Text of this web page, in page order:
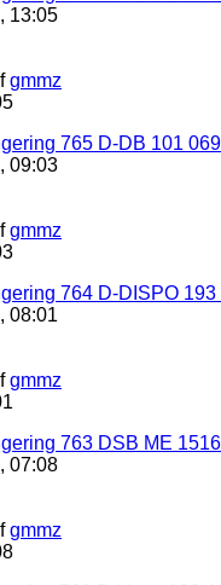
13:05
gmmz
765 D-DB 101
09:03
gmmz
764 D-DISPO
08:01
gmmz
763 DSB ME
07:08
gmmz